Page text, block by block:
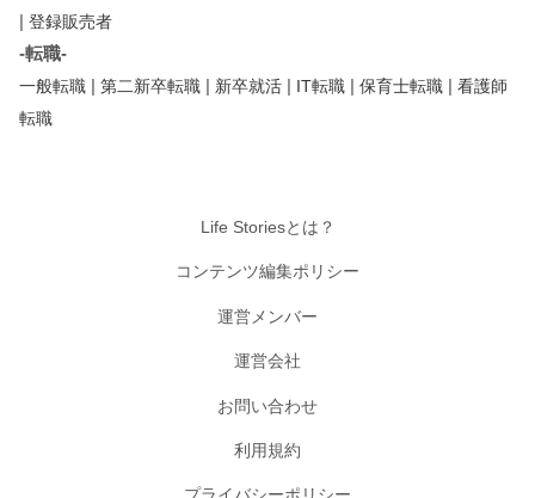
| 登録販売者
-転職-
一般転職 | 第二新卒転職 | 新卒就活 | IT転職 | 保育士転職 | 看護師
転職
Life Storiesとは？
コンテンツ編集ポリシー
運営メンバー
運営会社
お問い合わせ
利用規約